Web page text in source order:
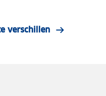
verschillen